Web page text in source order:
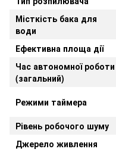
Місткість бака для
води
Ефективна площа дії
Час автономної роботи
(загальний)
Режими таймера
Рівень робочого шуму
Джерело живлення